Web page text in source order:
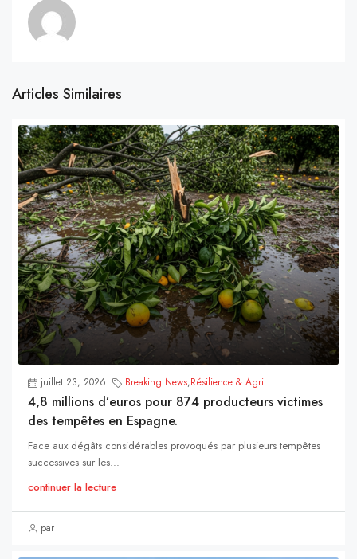
Articles Similaires
juillet 23, 2026 Breaking News,Résilience & Agri
4,8 millions d’euros pour 874 producteurs victimes
des tempêtes en Espagne.
Face aux dégâts considérables provoqués par plusieurs tempêtes
successives sur les...
continuer la lecture
par